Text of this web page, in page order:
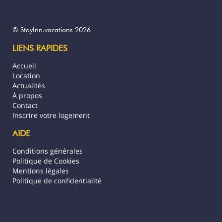
obligatoirement à l'acceptation sans
Stayinn.Vacations en cliquant sur les
conditions générales.
Numéro TAHITI : 398099
© StayInn.vacations 2026
LIENS RAPIDES
Accueil
Location
Actualités
À propos
Contact
Inscrire votre logement
AIDE
Conditions générales
Politique de Cookies
Mentions légales
Politique de confidentialité